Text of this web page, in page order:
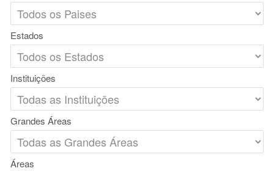
Estados
Instituições
Grandes Áreas
Áreas